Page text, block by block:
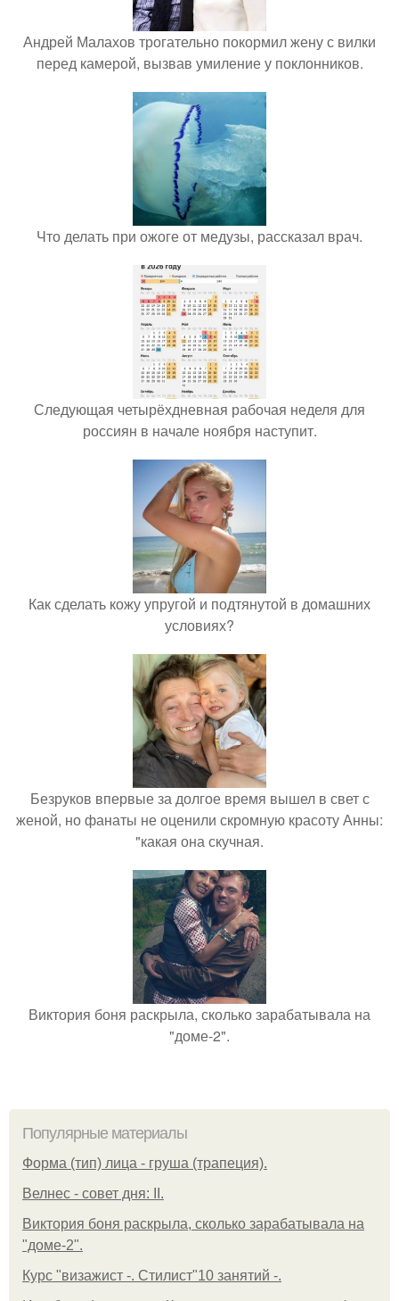
Андрей Малахов трогательно покормил жену с вилки
перед камерой, вызвав умиление у поклонников.
Что делать при ожоге от медузы, рассказал врач.
Следующая четырёхдневная рабочая неделя для
россиян в начале ноября наступит.
Как сделать кожу упругой и подтянутой в домашних
условиях?
Безруков впервые за долгое время вышел в свет с
женой, но фанаты не оценили скромную красоту Анны:
"какая она скучная.
Виктория боня раскрыла, сколько зарабатывала на
"доме-2".
Популярные материалы
Форма (тип) лица - груша (трапеция).
Велнес - совет дня: II.
Виктория боня раскрыла, сколько зарабатывала на
"доме-2".
Курс "визажист -. Стилист"10 занятий -.